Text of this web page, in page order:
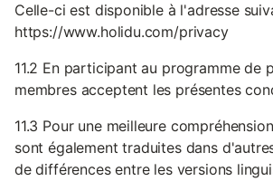
Celle-ci est disponible à l'adresse
https://www.holidu.com/privacy
11.2 En participant au programme de
membres acceptent les présentes
11.3 Pour une meilleure
sont également traduites dans
de différences entre les versions